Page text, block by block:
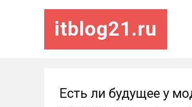
itblog21.ru
Есть ли будущее у